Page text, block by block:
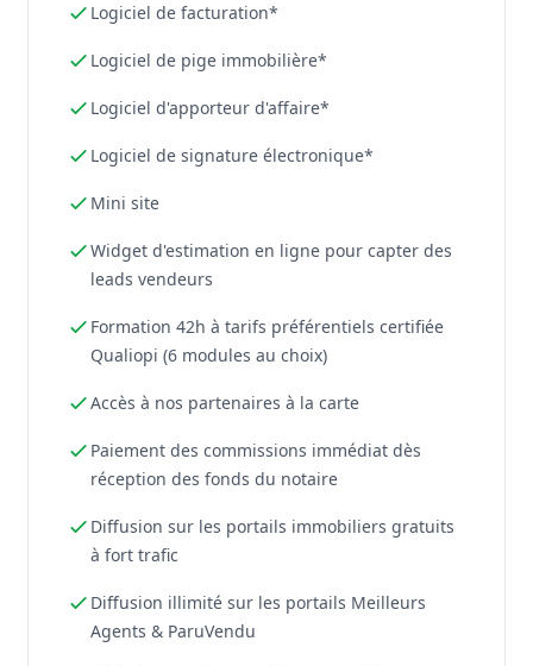
Logiciel de facturation*
Logiciel de pige immobilière*
Logiciel d'apporteur d'affaire*
Logiciel de signature électronique*
Mini site
Widget d'estimation en ligne pour capter des
leads vendeurs
Formation 42h à tarifs préférentiels certifiée
Qualiopi (6 modules au choix)
Accès à nos partenaires à la carte
Paiement des commissions immédiat dès
réception des fonds du notaire
Diffusion sur les portails immobiliers gratuits
à fort trafic
Diffusion illimité sur les portails Meilleurs
Agents & ParuVendu